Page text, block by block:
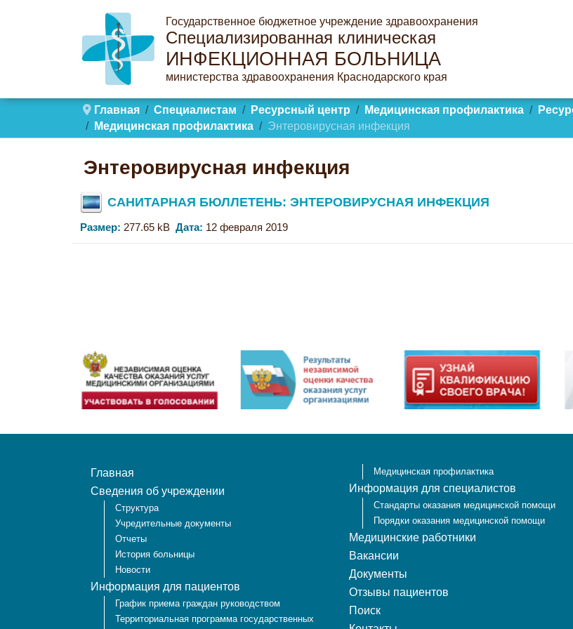
Государственное бюджетное учреждение здравоохранения
Специализированная клиническая
ИНФЕКЦИОННАЯ БОЛЬНИЦА
министерства здравоохранения Краснодарского края
Главная Специалистам Ресурсный центр Медицинская профилактика
Медицинская профилактика
Энтеровирусная инфекция
Энтеровирусная инфекция
САНИТАРНАЯ БЮЛЛЕТЕНЬ: ЭНТЕРОВИРУСНАЯ ИНФЕКЦИЯ
Размер: 277.65 kB Дата: 12 февраля 2019
Главная
Сведения об учреждении
Структура
Учредительные документы
Отчеты
История больницы
Новости
Информация для пациентов
График приема граждан руководством
Территориальная программа государственных
Медицинская профилактика
Информация для специалистов
Стандарты оказания медицинской помощи
Порядки оказания медицинской помощи
Медицинские работники
Вакансии
Документы
Отзывы пациентов
Поиск